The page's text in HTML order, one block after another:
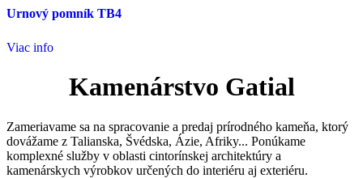
Urnový pomník TB4
Viac info
Kamenárstvo Gatial
Zameriavame sa na spracovanie a predaj prírodného kameňa, ktorý
dovážame z Talianska, Švédska, Ázie, Afriky... Ponúkame
komplexné služby v oblasti cintorínskej architektúry a
kamenárskych výrobkov určených do interiéru aj exteriéru.